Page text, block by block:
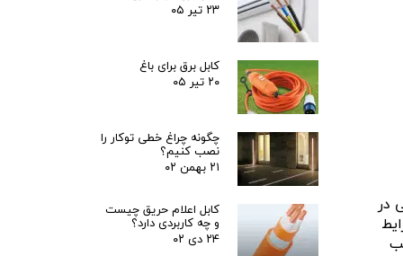
در
۲۳ تیر ۰۵
کابل برق برای باغ
۲۰ تیر ۰۵
چگونه چراغ خطی توکار را
نصب کنیم؟
۲۱ بهمن ۰۲
کابل اعلام حریق چیست
و چه کاربردی دارد؟
۲۴ دی ۰۲